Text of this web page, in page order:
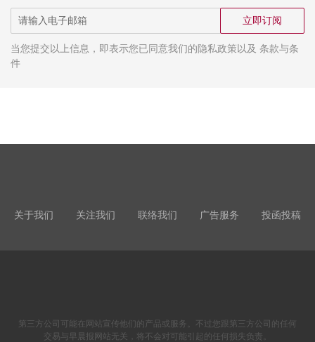
立即订阅
当您提交以上信息，即表示您已同意我们的隐私政策以及 条款与条
件
关于我们 关注我们 联络我们 广告服务 投函投稿
第三方公司可能在网站宣传他们的产品或服务。不过您跟第三方公司的任何
交易与早晨报网站无关，将不会对可能引起的任何损失负责。